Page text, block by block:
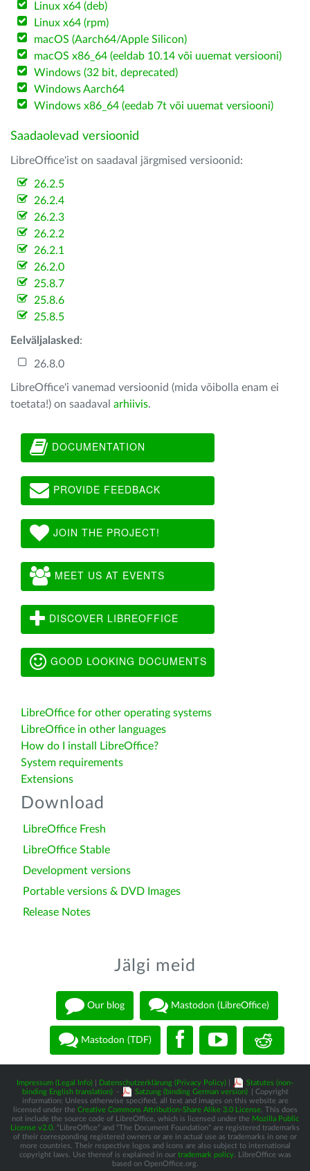
Linux x64 (deb)
Linux x64 (rpm)
macOS (Aarch64/Apple Silicon)
macOS x86_64 (eeldab 10.14 või uuemat versiooni)
Windows (32 bit, deprecated)
Windows Aarch64
Windows x86_64 (eedab 7t või uuemat versiooni)
Saadaolevad versioonid
LibreOffice'ist on saadaval järgmised versioonid:
26.2.5
26.2.4
26.2.3
26.2.2
26.2.1
26.2.0
25.8.7
25.8.6
25.8.5
Eelväljalasked :
26.8.0
LibreOffice'i vanemad versioonid (mida võibolla enam ei
toetata!) on saadaval arhiivis.
DOCUMENTATION
PROVIDE FEEDBACK
JOIN THE PROJECT!
MEET US AT EVENTS
DISCOVER LIBREOFFICE
GOOD LOOKING DOCUMENTS
LibreOffice for other operating systems
LibreOffice in other languages
How do I install LibreOffice?
System requirements
Extensions
Download
LibreOffice Fresh
LibreOffice Stable
Development versions
Portable versions & DVD Images
Release Notes
Jälgi meid
Our blog Mastodon (LibreOffice)
Mastodon (TDF)
Impressum (Legal Info) Datenschutzerklärung (Privacy Policy)
Statutes (non-
binding English translation) - Satzung (binding German version)
| Copyright
information: Unless otherwise specified, all text and images on this website are
licensed under the Creative Commons Attribution-Share Alike 3.0 License. This does
not include the source code of LibreOffice, which is licensed under the Mozilla Public
License v2.0 . “LibreOffice” and “The Document Foundation” are registered trademarks
of their corresponding registered owners or are in actual use as trademarks in one or
more countries. Their respective logos and icons are also subject to international
copyright laws. Use thereof is explained in our trademark policy. LibreOffice was
based on OpenOffice.org.